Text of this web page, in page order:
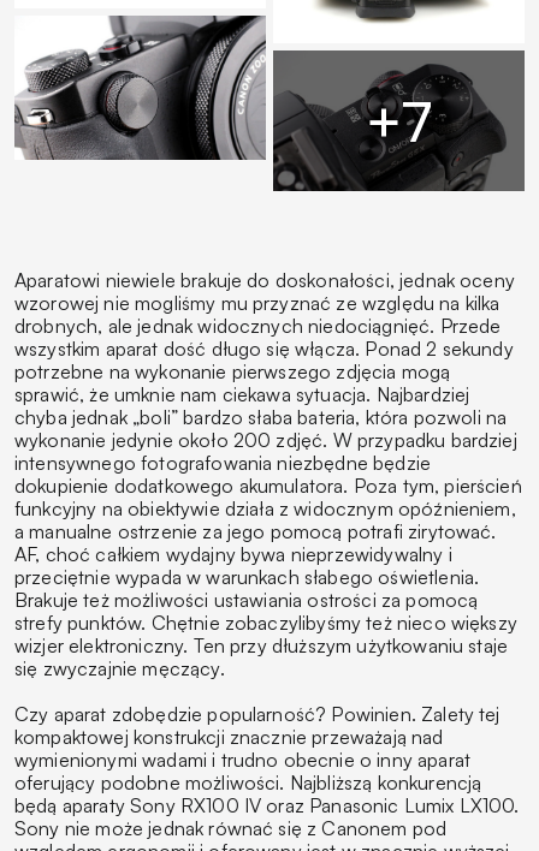
Aparatowi niewiele brakuje do doskonałości, jednak oceny
wzorowej nie mogliśmy mu przyznać ze względu na kilka
drobnych, ale jednak widocznych niedociągnięć. Przede
wszystkim aparat dość długo się włącza. Ponad 2 sekundy
potrzebne na wykonanie pierwszego zdjęcia mogą
sprawić, że umknie nam ciekawa sytuacja. Najbardziej
chyba jednak „boli” bardzo słaba bateria, która pozwoli na
wykonanie jedynie około 200 zdjęć. W przypadku bardziej
intensywnego fotografowania niezbędne będzie
dokupienie dodatkowego akumulatora. Poza tym, pierścień
funkcyjny na obiektywie działa z widocznym opóźnieniem,
a manualne ostrzenie za jego pomocą potrafi zirytować.
AF, choć całkiem wydajny bywa nieprzewidywalny i
przeciętnie wypada w warunkach słabego oświetlenia.
Brakuje też możliwości ustawiania ostrości za pomocą
strefy punktów. Chętnie zobaczylibyśmy też nieco większy
wizjer elektroniczny. Ten przy dłuższym użytkowaniu staje
się zwyczajnie męczący.
Czy aparat zdobędzie popularność? Powinien. Zalety tej
kompaktowej konstrukcji znacznie przeważają nad
wymienionymi wadami i trudno obecnie o inny aparat
oferujący podobne możliwości. Najbliższą konkurencją
będą aparaty Sony RX100 IV oraz Panasonic Lumix LX100.
Sony nie może jednak równać się z Canonem pod